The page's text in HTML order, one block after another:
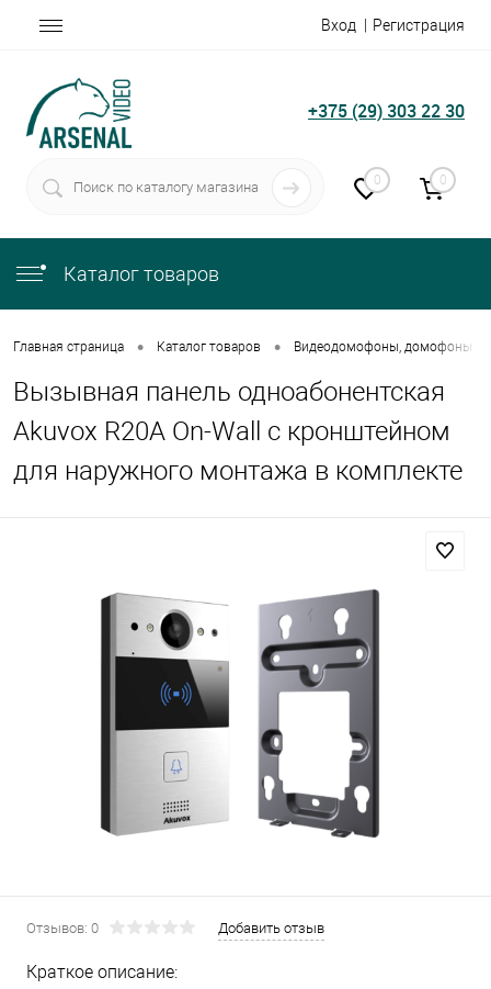
Вход Регистрация
+375 (29) 303 22 30
0 0
Каталог товаров
Главная страница • Каталог товаров • Видеодомофоны, домофоны
Вызывная панель одноабонентская
Akuvox R20A On-Wall с кронштейном
для наружного монтажа в комплекте
Отзывов: 0 Добавить отзыв
Краткое описание: